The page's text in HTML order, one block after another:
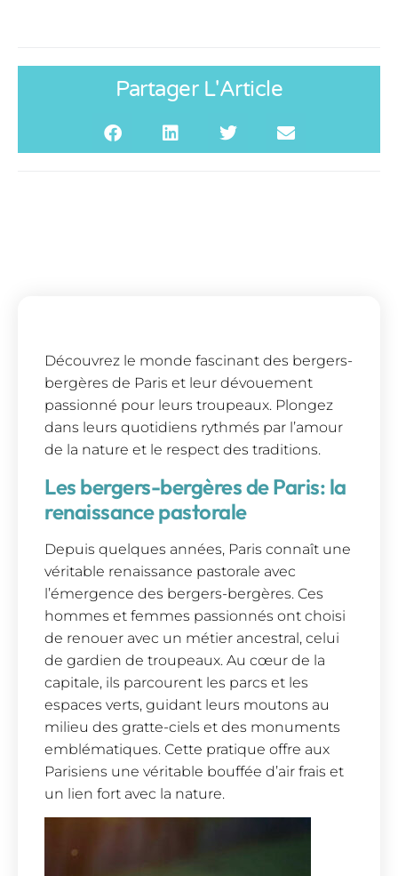
Partager L'Article
Découvrez le monde fascinant des bergers-
bergères de Paris et leur dévouement
passionné pour leurs troupeaux. Plongez
dans leurs quotidiens rythmés par l’amour
de la nature et le respect des traditions.
Les bergers-bergères de Paris: la
renaissance pastorale
Depuis quelques années, Paris connaît une
véritable renaissance pastorale avec
l’émergence des bergers-bergères. Ces
hommes et femmes passionnés ont choisi
de renouer avec un métier ancestral, celui
de gardien de troupeaux. Au cœur de la
capitale, ils parcourent les parcs et les
espaces verts, guidant leurs moutons au
milieu des gratte-ciels et des monuments
emblématiques. Cette pratique offre aux
Parisiens une véritable bouffée d’air frais et
un lien fort avec la nature.